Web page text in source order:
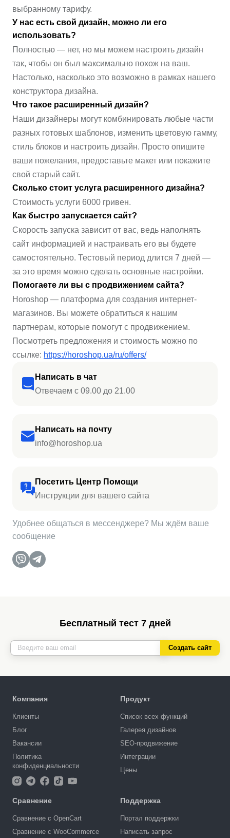
Написать в чат
Отвечаем с 09.00 до 21.00
Написать на почту
info@horoshop.ua
Посетить Центр Помощи
Инструкции для вашего сайта
Удобнее общаться в мессенджере? Мы ждём ваше
сообщение
выбранному тарифу.
У нас есть свой дизайн, можно ли его
использовать?
Полностью — нет, но мы можем настроить дизайн
так, чтобы он был максимально похож на ваш.
Настолько, насколько это возможно в рамках нашего
конструктора дизайна.
Что такое расширенный дизайн?
Наши дизайнеры могут комбинировать любые части
разных готовых шаблонов, изменить цветовую гамму,
стиль блоков и настроить дизайн. Просто опишите
ваши пожелания, предоставьте макет или покажите
свой старый сайт.
Сколько стоит услуга расширенного дизайна?
Стоимость услуги 6000 гривен.
Как быстро запускается сайт?
Скорость запуска зависит от вас, ведь наполнять
сайт информацией и настраивать его вы будете
самостоятельно. Тестовый период длится 7 дней —
за это время можно сделать основные настройки.
Помогаете ли вы с продвижением сайта?
Horoshop — платформа для создания интернет-
магазинов. Вы можете обратиться к нашим
партнерам, которые помогут с продвижением.
Посмотреть предложения и стоимость можно по
ссылке: https://horoshop.ua/ru/offers/
Бесплатный тест 7 дней
Создать сайт
Компания
Клиенты
Блог
Вакансии
Политика
конфиденциальности
Продукт
Список всех функций
Галерея дизайнов
SEO-продвижение
Интеграции
Цены
Сравнение
Сравнение с OpenCart
Сравнение с WooCommerce
Поддержка
Портал поддержки
Написать запрос